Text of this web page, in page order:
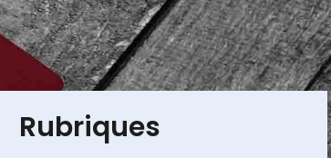
Rubriques